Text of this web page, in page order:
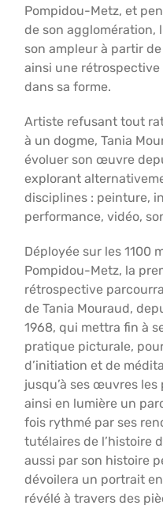
Pompidou-Metz, et
de son agglomération,
son ampleur à partir
ainsi une
dans sa forme.
Artiste refusant tout
à un dogme, Tania
évoluer son œuvre
explorant
disciplines : peinture,
performance, vidéo,
Déployée sur les 1100
Pompidou-Metz, la
rétrospective
de Tania Mouraud,
1968, qui mettra fin à
pratique picturale,
d’initiation et de
jusqu’à ses œuvres
ainsi en lumière un
fois rythmé par ses
tutélaires de l’histoire
aussi par son histoire
dévoilera un portrait
révélé à travers des